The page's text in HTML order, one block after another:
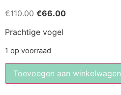
€110.00 €66.00
Prachtige vogel
1 op voorraad
Toevoegen aan winkelwagen